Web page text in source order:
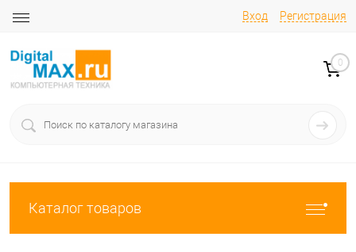
Вход Регистрация
0
Каталог товаров